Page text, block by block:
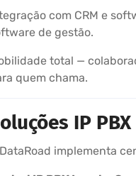
com CRM e
de gestão.
total —
quem chama.
IP
implementa